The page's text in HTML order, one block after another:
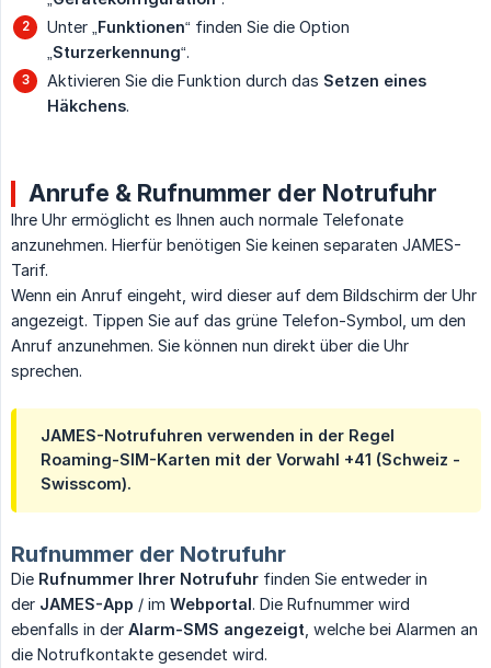
Unter „ Funktionen“ finden Sie die Option
Sturzerkennung“.
Aktivieren Sie die Funktion durch das Setzen eines
Häkchens.
Anrufe & Rufnummer der Notrufuhr
Ihre Uhr ermöglicht es Ihnen auch normale Telefonate
anzunehmen. Hierfür benötigen Sie keinen separaten JAMES-
Tarif.
Wenn ein Anruf eingeht, wird dieser auf dem Bildschirm der Uhr
angezeigt. Tippen Sie auf das grüne Telefon-Symbol, um den
Anruf anzunehmen. Sie können nun direkt über die Uhr
sprechen.
JAMES-Notrufuhren verwenden in der Regel
Roaming-SIM-Karten mit der Vorwahl +41 (Schweiz -
Swisscom).
Rufnummer der Notrufuhr
Die Rufnummer Ihrer Notrufuhr finden Sie entweder in
der JAMES-App / im Webportal. Die Rufnummer wird
ebenfalls in der Alarm-SMS angezeigt , welche bei Alarmen an
die Notrufkontakte gesendet wird.